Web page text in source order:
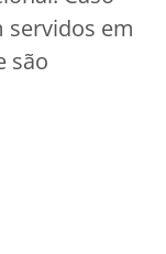
servidos em
são